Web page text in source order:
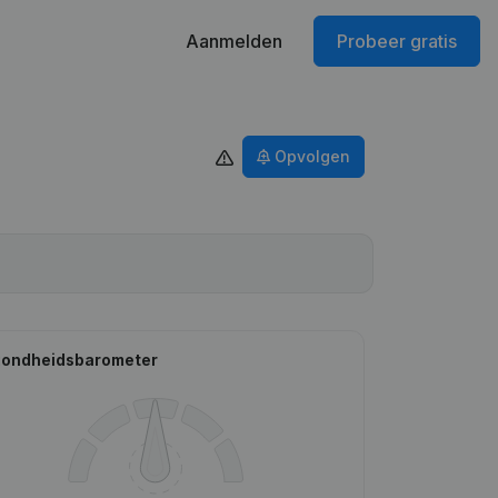
Aanmelden Probeer gratis
Opvolgen